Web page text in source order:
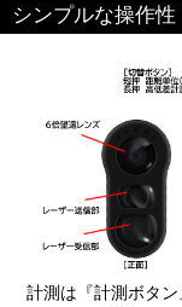
シンプルな操作性
計測は『計測ボタ